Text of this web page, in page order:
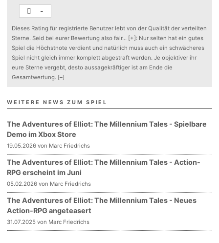
-
Dieses Rating für registrierte Benutzer lebt von der Qualität der verteilten
Sterne. Seid bei eurer Bewertung also fair... [+] : Nur selten hat ein gutes
Spiel die Höchstnote verdient und natürlich muss auch ein schwächeres
Spiel nicht gleich immer komplett abgestraft werden. Je objektiver ihr
eure Sterne vergebt, desto aussagekräftiger ist am Ende die
Gesamtwertung. [–]
WEITERE NEWS ZUM SPIEL
The Adventures of Elliot: The Millennium Tales - Spielbare
Demo im Xbox Store
19.05.2026 von Marc Friedrichs
The Adventures of Elliot: The Millennium Tales - Action-
RPG erscheint im Juni
05.02.2026 von Marc Friedrichs
The Adventures of Elliot: The Millennium Tales - Neues
Action-RPG angeteasert
31.07.2025 von Marc Friedrichs